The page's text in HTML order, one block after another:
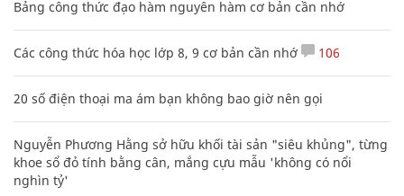
Bảng công thức đạo hàm nguyên hàm cơ bản cần nhớ
Các công thức hóa học lớp 8, 9 cơ bản cần nhớ 106
20 số điện thoại ma ám bạn không bao giờ nên gọi
Nguyễn Phương Hằng sở hữu khối tài sản "siêu khủng", từng
khoe sổ đỏ tính bằng cân, mắng cựu mẫu 'không có nổi
nghìn tỷ'